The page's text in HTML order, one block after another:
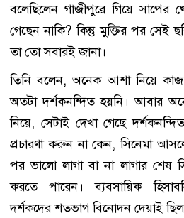
বলেছিলেন গাজীপুরে গিয়ে সাপের
গেছেন নাকি? কিন্তু মুক্তির পর সেই
তা তো সবারই জানা।
তিনি বলেন, অনেক আশা নিয়ে
অতটা দর্শকনন্দিত হয়নি। আবার
নিয়ে, সেটাই দেখা গেছে
প্রচারণা করুন না কেন, সিনেমা
পর ভালো লাগা বা না লাগার শেষ
করতে পারেন। ব্যবসায়িক
দর্শকদের শতভাগ বিনোদন দেয়াই